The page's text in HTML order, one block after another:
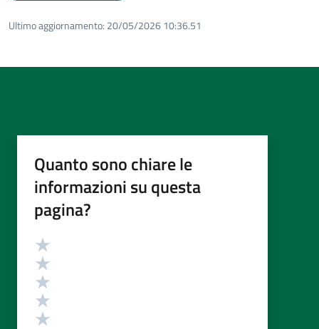
Ultimo aggiornamento: 20/05/2026 10:36.51
Quanto sono chiare le
informazioni su questa
pagina?
Valutazione